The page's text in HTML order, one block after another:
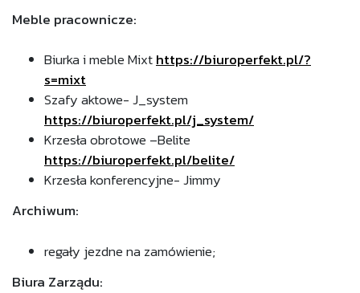
Meble pracownicze:
Biurka i meble Mixthttps://biuroperfekt.pl/?
s=mixt
Szafy aktowe- J_system
https://biuroperfekt.pl/j_system/
Krzesła obrotowe –Belite
https://biuroperfekt.pl/belite/
Krzesła konferencyjne- Jimmy
Archiwum:
regały jezdne na zamówienie;
Biura Zarządu: